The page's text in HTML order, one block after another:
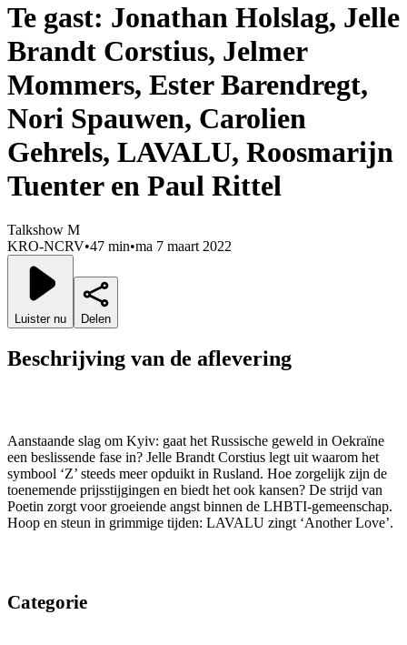
Te gast: Jonathan Holslag, Jelle
Brandt Corstius, Jelmer
Mommers, Ester Barendregt,
Nori Spauwen, Carolien
Gehrels, LAVALU, Roosmarijn
Tuenter en Paul Rittel
Talkshow M
KRO-NCRV•47 min•ma 7 maart 2022
Luister nu Delen
Beschrijving van de aflevering
Aanstaande slag om Kyiv: gaat het Russische geweld in Oekraïne
een beslissende fase in? Jelle Brandt Corstius legt uit waarom het
symbool ‘Z’ steeds meer opduikt in Rusland. Hoe zorgelijk zijn de
toenemende prijsstijgingen en biedt het ook kansen? De strijd van
Poetin zorgt voor groeiende angst binnen de LHBTI-gemeenschap.
Hoop en steun in grimmige tijden: LAVALU zingt ‘Another Love’.
Categorie